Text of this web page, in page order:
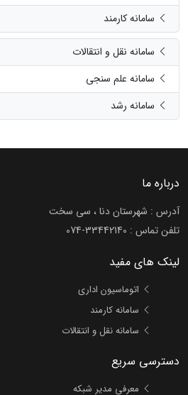
سامانه کارمند
سامانه نقل و انتقالات
سامانه علم سنجی
سامانه رشد
درباره ما
آدرس : شهرستان دنا ، سی سخت
تلفن تماس : 074-33442140
لینک های مفید
اتوماسیون اداری
سامانه کارمند
سامانه نقل و انتقالات
دسترسی سریع
معرفی مدیر شبکه